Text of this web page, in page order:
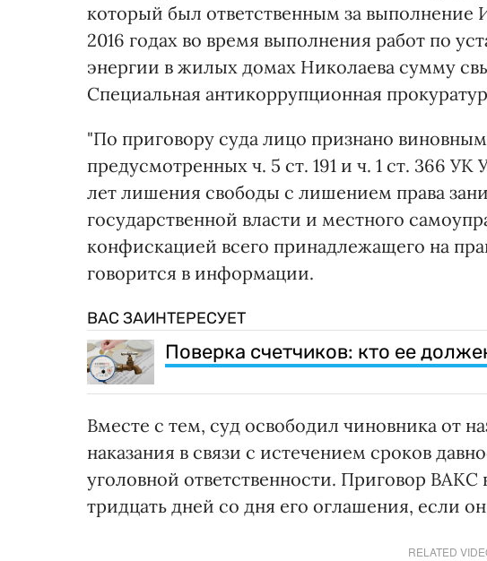
который был ответственным за
2016 годах во время выполнения работ по
энергии в жилых домах Николаева сумму
Специальная антикоррупционная
"По приговору суда лицо признано
предусмотренных ч. 5 ст. 191 и ч. 1 ст. 366
лет лишения свободы с лишением права
государственной власти и местного
конфискацией всего принадлежащего на
говорится в информации.
ВАС ЗАИНТЕРЕСУЕТ
Поверка счетчиков: кто ее
Вместе с тем, суд освободил чиновника от
наказания в связи с истечением сроков
уголовной ответственности. Приговор ВАКС
тридцать дней со дня его оглашения, если
RELATED